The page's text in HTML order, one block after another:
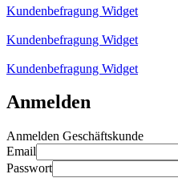
Kundenbefragung Widget
Kundenbefragung Widget
Kundenbefragung Widget
Anmelden
Anmelden Geschäftskunde
Email
Passwort